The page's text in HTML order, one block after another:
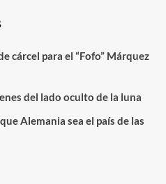
cárcel para el “Fofo” Márquez
del lado oculto de la luna
Alemania sea el país de las